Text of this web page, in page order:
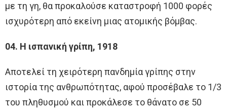
με τη γη, θα προκαλούσε καταστροφή 1000 φορές
ισχυρότερη από εκείνη μιας ατομικής βόμβας.
04. Η ισπανική γρίπη, 1918
Αποτελεί τη χειρότερη πανδημία γρίπης στην
ιστορία της ανθρωπότητας, αφού προσέβαλε το 1/3
του πληθυσμού και προκάλεσε το θάνατο σε 50